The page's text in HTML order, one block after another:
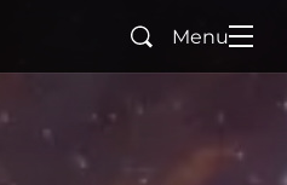
Rechercher
Menu